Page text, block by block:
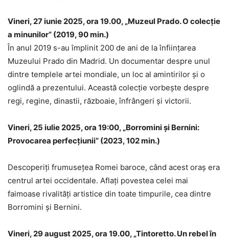
Vineri, 27 iunie 2025, ora 19.00, „Muzeul Prado. O colecție
a minunilor” (2019, 90 min.)
În anul 2019 s-au împlinit 200 de ani de la înființarea
Muzeului Prado din Madrid. Un documentar despre unul
dintre templele artei mondiale, un loc al amintirilor și o
oglindă a prezentului. Această colecție vorbește despre
regi, regine, dinastii, războaie, înfrângeri și victorii.
Vineri, 25 iulie 2025, ora 19:00, „Borromini și Bernini:
Provocarea perfecțiunii” (2023, 102 min.)
Descoperiți frumusețea Romei baroce, când acest oraș era
centrul artei occidentale. Aflați povestea celei mai
faimoase rivalități artistice din toate timpurile, cea dintre
Borromini și Bernini.
Vineri, 29 august 2025, ora 19.00, „Tintoretto. Un rebel în